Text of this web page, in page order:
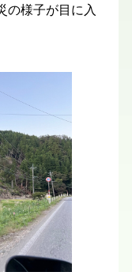
の様子が目に入